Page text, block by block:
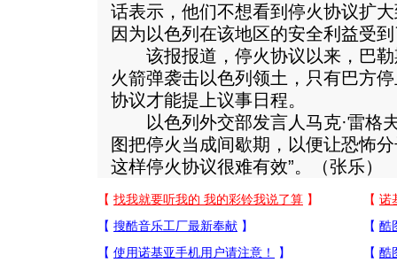
话表示，他们不想看到停火协议扩
因为以色列在该地区的安全利益受
该报报道，停火协议以来，巴勒
火箭弹袭击以色列领土，只有巴方
协议才能提上议事日程。
以色列外交部发言人马克·雷格
图把停火当成间歇期，以便让恐怖
这样停火协议很难有效”。（张乐）